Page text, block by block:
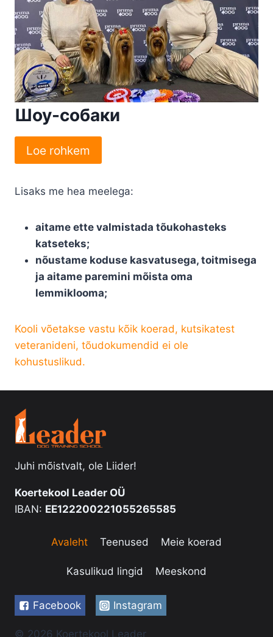
Шоу-собаки
Loe rohkem
Lisaks me hea meelega:
aitame ette valmistada tõukohasteks
katseteks;
nõustame koduse kasvatusega, toitmisega
ja aitame paremini mõista oma
lemmiklooma;
Kooli võetakse vastu kõik koerad, kutsikatest
veteranideni, tõudokumendid ei ole
kohustuslikud.
Juhi mõistvalt, ole Liider!
Koertekool Leader OÜ
IBAN: EE122200221055265585
Avaleht Teenused Meie koerad
Kasulikud lingid Meeskond
Facebook Instagram
© 2026 Koertekool Leader